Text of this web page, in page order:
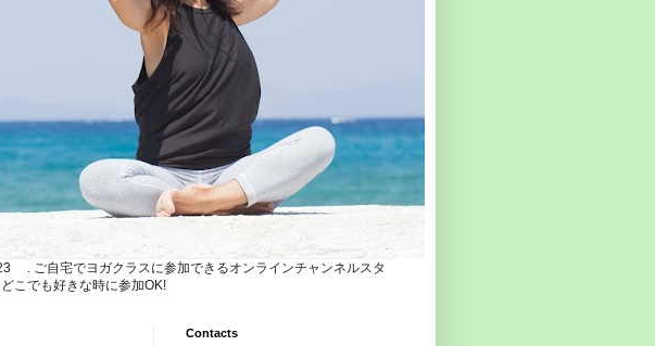
. ご自宅でヨガクラスに参加できるオンラインチャンネルスタ
こでも好きな時に参加OK!
Contacts